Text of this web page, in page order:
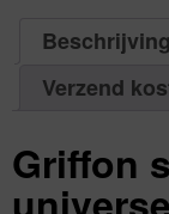
Aantal
aantal
Beschrijving
Verzend
Griffon